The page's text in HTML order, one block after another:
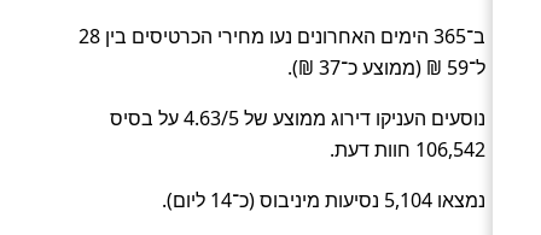
ב־365 הימים האחרונים נעו מחירי הכרטיסים בין 28
ל־59 ₪ (ממוצע כ־37 ₪).
נוסעים העניקו דירוג ממוצע של 4.63/5 על בסיס
106,542 חוות דעת.
נמצאו 5,104 נסיעות מיניבוס (כ־14 ליום).